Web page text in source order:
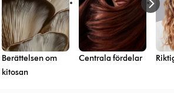
Berättelsen om
kitosan
Centrala fördelar